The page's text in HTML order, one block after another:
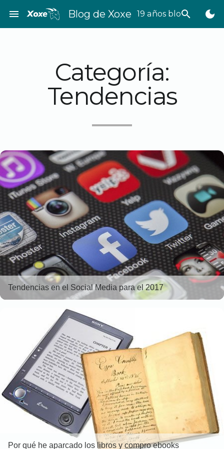
contenido
menu Blog de Xoxe 19 años bloggeando
search dark_mode
Categoría:
Tendencias
Tendencias en el Social Media para el 2017
Por qué he aparcado los libros y compro ebooks